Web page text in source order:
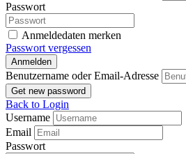
Passwort
Anmeldedaten merken
Passwort vergessen
Anmelden
Benutzername oder Email-Adresse
Get new password
Back to Login
Username
Email
Passwort